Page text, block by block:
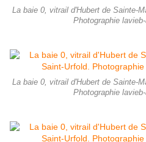
La baie 0, vitrail d'Hubert de Sainte-
Photographie
La baie 0, vitrail d'Hubert de Sainte-
Photographie